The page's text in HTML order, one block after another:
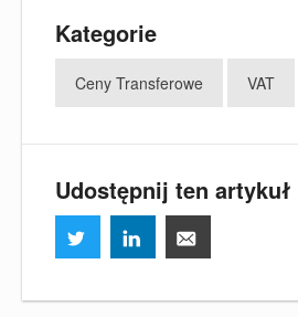
Kategorie
Ceny Transferowe VAT
Udostępnij ten artykuł